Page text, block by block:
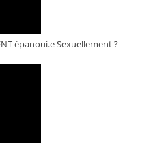
épanoui.e Sexuellement ?